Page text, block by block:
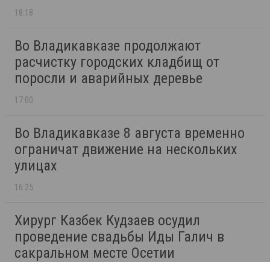
18:18
Во Владикавказе продолжают
расчистку городских кладбищ от
поросли и аварийных деревье
17:00
Во Владикавказе 8 августа временно
ограничат движение на нескольких
улицах
16:25
Хирург Казбек Кудзаев осудил
проведение свадьбы Иды Галич в
сакральном месте Осетии